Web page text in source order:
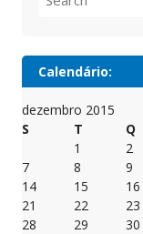
for:
Calendário:
dezembro 2015
S
T Q
1
2
7
8 9
14
15 16
21
22 23
28
29 30